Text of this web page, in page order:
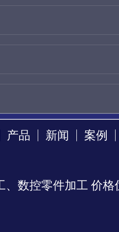
产品 新闻 案例
数控零件加工 价格